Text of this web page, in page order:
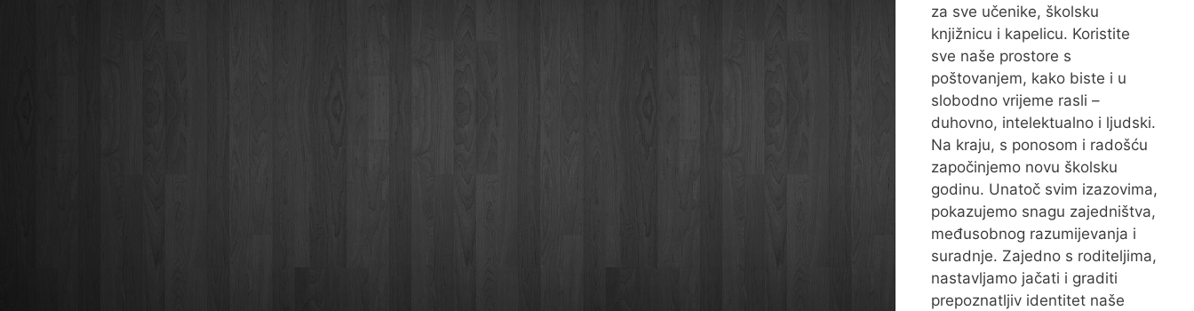
za sve učenike, školsku
knjižnicu i kapelicu. Koristite
sve naše prostore s
poštovanjem, kako biste i u
slobodno vrijeme rasli –
duhovno, intelektualno i ljudski.
Na kraju, s ponosom i radošću
započinjemo novu školsku
godinu. Unatoč svim izazovima,
pokazujemo snagu zajedništva,
međusobnog razumijevanja i
suradnje. Zajedno s roditeljima,
nastavljamo jačati i graditi
prepoznatljiv identitet naše